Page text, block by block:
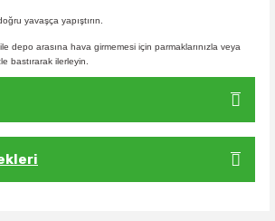
yavaşça yapıştırın.
depo arasına hava girmemesi için parmaklarınızla veya
bastırarak ilerleyin.